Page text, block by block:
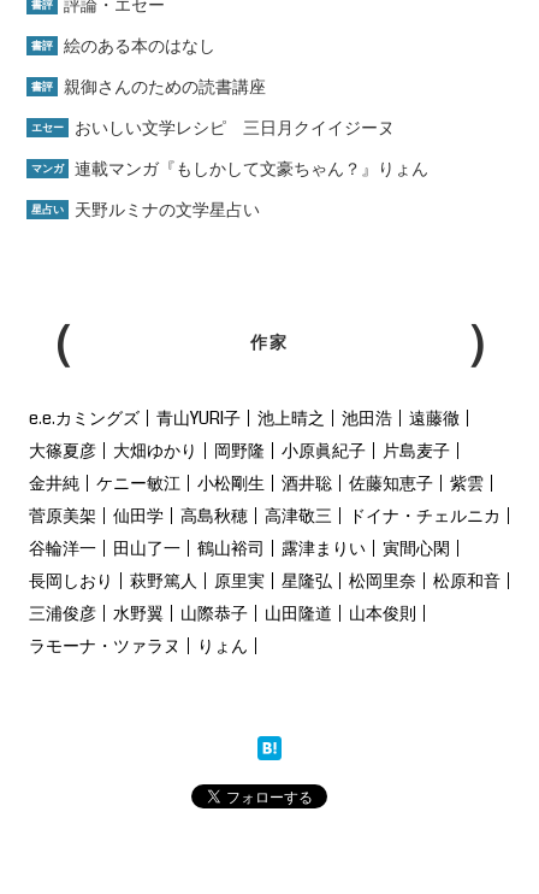
書評 評論・エセー
書評 絵のある本のはなし
書評 親御さんのための読書講座
エセー おいしい文学レシピ 三日月クイイジーヌ
マンガ 連載マンガ『もしかして文豪ちゃん？』りょん
星占い 天野ルミナの文学星占い
作家
e.e.カミングズ 青山YURI子 池上晴之 池田浩
遠藤徹
大篠夏彦
大畑ゆかり 岡野隆 小原眞紀子
片島麦子
金井純
ケニー敏江 小松剛生 酒井聡 佐藤知恵子
紫雲
菅原美架
仙田学 高島秋穂 高津敬三
ドイナ・チェルニカ
谷輪洋一
田山了一 鶴山裕司 露津まりい
寅間心閑
長岡しおり
萩野篤人 原里実 星隆弘 松岡里奈
松原和音
三浦俊彦
水野翼 山際恭子 山田隆道
山本俊則
ラモーナ・ツァラヌ
りょん